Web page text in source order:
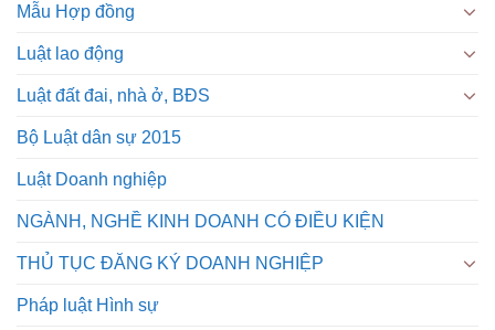
Mẫu Hợp đồng
Luật lao động
Luật đất đai, nhà ở, BĐS
Bộ Luật dân sự 2015
Luật Doanh nghiệp
NGÀNH, NGHỀ KINH DOANH CÓ ĐIỀU KIỆN
THỦ TỤC ĐĂNG KÝ DOANH NGHIỆP
Pháp luật Hình sự